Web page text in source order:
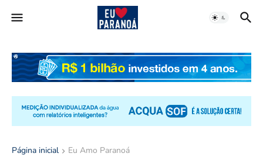
Página inicial Eu Amo Paranoá